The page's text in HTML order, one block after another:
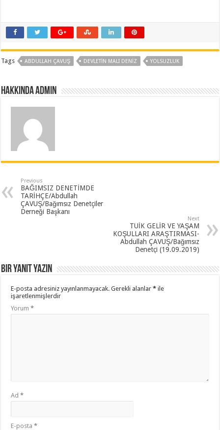
Tags ABDULLAH ÇAVUŞ DEVLETİN MALI DENİZ YOLSUZLUK
Hakkında admin
Previous
BAĞIMSIZ DENETİMDE
TARİHÇE/Abdullah
ÇAVUŞ/Bağımsız Denetçiler
Derneği Başkanı
Next
TUİK GELİR VE YAŞAM
KOŞULLARI ARAŞTIRMASI-
Abdullah ÇAVUŞ/Bağımsız
Denetçi (19.09.2019)
Bir yanıt yazın
E-posta adresiniz yayınlanmayacak. Gerekli alanlar* ile
işaretlenmişlerdir
Yorum*
Ad*
E-posta*